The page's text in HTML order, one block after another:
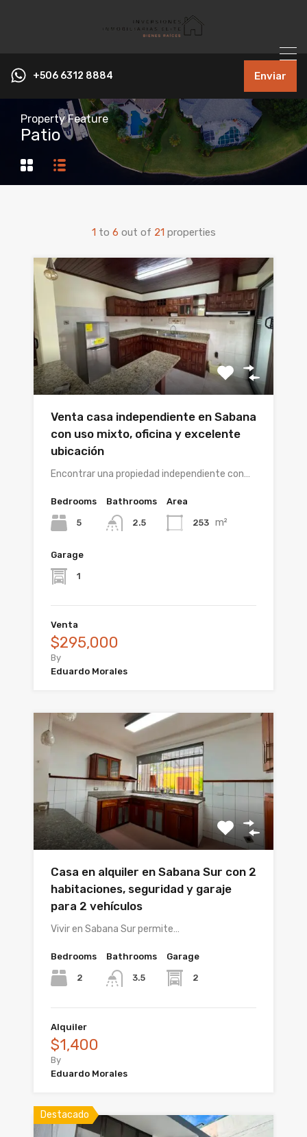
+506 6312 8884 Enviar
Property Feature
Patio
1 to 6 out of 21 properties
Venta casa independiente en Sabana
con uso mixto, oficina y excelente
ubicación
Encontrar una propiedad independiente con…
Bedrooms
5
Bathrooms
2.5
Area
253 m²
Garage
1
Venta
$295,000
By
Eduardo Morales
Casa en alquiler en Sabana Sur con 2
habitaciones, seguridad y garaje
para 2 vehículos
Vivir en Sabana Sur permite…
Bedrooms
2
Bathrooms
3.5
Garage
2
Alquiler
$1,400
By
Eduardo Morales
Destacado